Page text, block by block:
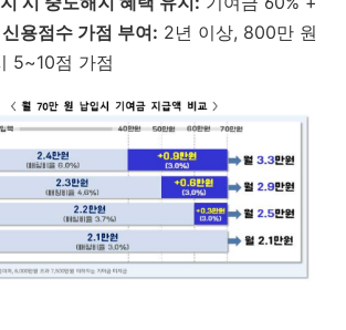
신용점수 가점 부여: 2년 이상, 800만 원
5~10점 가점